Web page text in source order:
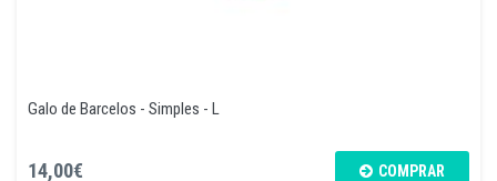
Galo de Barcelos - Simples - L
14,00€ COMPRAR